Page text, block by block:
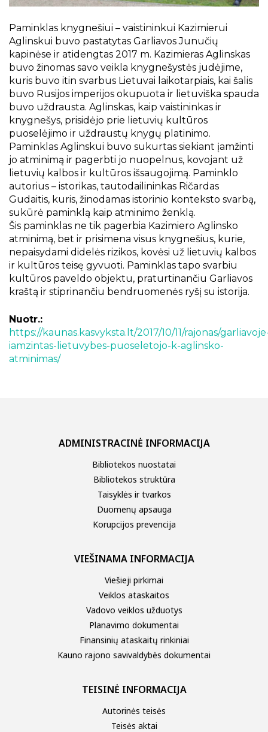
Piligrimų keliai Kauno rajone
Paminklas knygnešiui – vaistininkui Kazimierui
Aglinskui buvo pastatytas Garliavos Junučių
kapinėse ir atidengtas 2017 m. Kazimieras Aglinskas
buvo žinomas savo veikla knygnešystės judėjime,
kuris buvo itin svarbus Lietuvai laikotarpiais, kai šalis
buvo Rusijos imperijos okupuota ir lietuviška spauda
buvo uždrausta. Aglinskas, kaip vaistininkas ir
knygnešys, prisidėjo prie lietuvių kultūros
puoselėjimo ir uždraustų knygų platinimo.
Paminklas Aglinskui buvo sukurtas siekiant įamžinti
jo atminimą ir pagerbti jo nuopelnus, kovojant už
lietuvių kalbos ir kultūros išsaugojimą. Paminklo
autorius – istorikas, tautodailininkas Ričardas
Gudaitis, kuris, žinodamas istorinio konteksto svarbą,
sukūrė paminklą kaip atminimo ženklą.
Šis paminklas ne tik pagerbia Kazimiero Aglinsko
atminimą, bet ir prisimena visus knygnešius, kurie,
nepaisydami didelės rizikos, kovėsi už lietuvių kalbos
ir kultūros teisę gyvuoti. Paminklas tapo svarbiu
kultūros paveldo objektu, praturtinančiu Garliavos
kraštą ir stiprinančiu bendruomenės ryšį su istorija.
Nuotr.:
https://kaunas.kasvyksta.lt/2017/10/11/rajonas/
iamzintas-lietuvybes-puoseletojo-k-aglinsko-
atminimas/
ADMINISTRACINĖ INFORMACIJA
Bibliotekos nuostatai
Bibliotekos struktūra
Taisyklės ir tvarkos
Duomenų apsauga
Korupcijos prevencija
VIEŠINAMA INFORMACIJA
Viešieji pirkimai
Veiklos ataskaitos
Vadovo veiklos užduotys
Planavimo dokumentai
Finansinių ataskaitų rinkiniai
Kauno rajono savivaldybės dokumentai
TEISINĖ INFORMACIJA
Autorinės teisės
Teisės aktai